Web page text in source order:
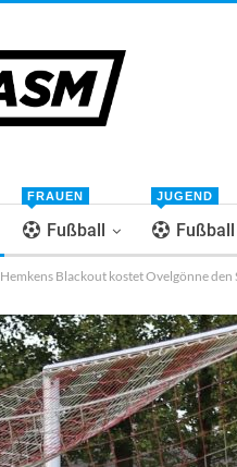
Fußball
FRAUEN
Fußball
JUGEND
Hemkens Blackout kostet Ovelgönne den